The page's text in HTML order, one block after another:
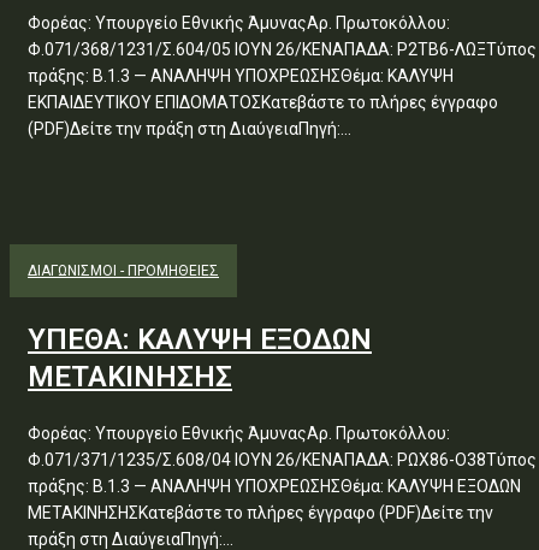
Φορέας: Υπουργείο Εθνικής ΆμυναςΑρ. Πρωτοκόλλου:
Φ.071/368/1231/Σ.604/05 ΙΟΥΝ 26/ΚΕΝΑΠΑΔΑ: Ρ2ΤΒ6-ΛΩΞΤύπος
πράξης: Β.1.3 — ΑΝΑΛΗΨΗ ΥΠΟΧΡΕΩΣΗΣΘέμα: ΚΑΛΥΨΗ
ΕΚΠΑΙΔΕΥΤΙΚΟΥ ΕΠΙΔΟΜΑΤΟΣΚατεβάστε το πλήρες έγγραφο
(PDF)Δείτε την πράξη στη ΔιαύγειαΠηγή:...
ΔΙΑΓΩΝΙΣΜΟΊ - ΠΡΟΜΉΘΕΙΕΣ
ΥΠΕΘΑ: ΚΑΛΥΨΗ ΕΞΟΔΩΝ
ΜΕΤΑΚΙΝΗΣΗΣ
Φορέας: Υπουργείο Εθνικής ΆμυναςΑρ. Πρωτοκόλλου:
Φ.071/371/1235/Σ.608/04 ΙΟΥΝ 26/ΚΕΝΑΠΑΔΑ: ΡΩΧ86-Ο38Τύπος
πράξης: Β.1.3 — ΑΝΑΛΗΨΗ ΥΠΟΧΡΕΩΣΗΣΘέμα: ΚΑΛΥΨΗ ΕΞΟΔΩΝ
ΜΕΤΑΚΙΝΗΣΗΣΚατεβάστε το πλήρες έγγραφο (PDF)Δείτε την
πράξη στη ΔιαύγειαΠηγή:...